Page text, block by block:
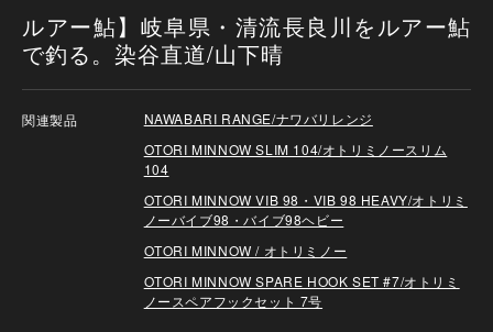
ルアー鮎】岐阜県・清流長良川をルアー鮎
で釣る。染谷直道/山下晴
関連製品
NAWABARI RANGE/ナワバリレンジ
OTORI MINNOW SLIM 104/オトリミノースリム
104
OTORI MINNOW VIB 98・VIB 98 HEAVY/オトリミ
ノーバイブ98・バイブ98ヘビー
OTORI MINNOW / オトリミノー
OTORI MINNOW SPARE HOOK SET #7/オトリミ
ノースペアフックセット 7号